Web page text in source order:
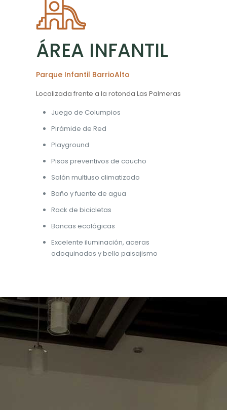
ÁREA INFANTIL
Parque Infantil BarrioAlto
Localizada frente a la rotonda Las Palmeras
Juego de Columpios
Pirámide de Red
Playground
Pisos preventivos de caucho
Salón multiuso climatizado
Baño y fuente de agua
Rack de bicicletas
Bancas ecológicas
Excelente iluminación, aceras
adoquinadas y bello paisajismo